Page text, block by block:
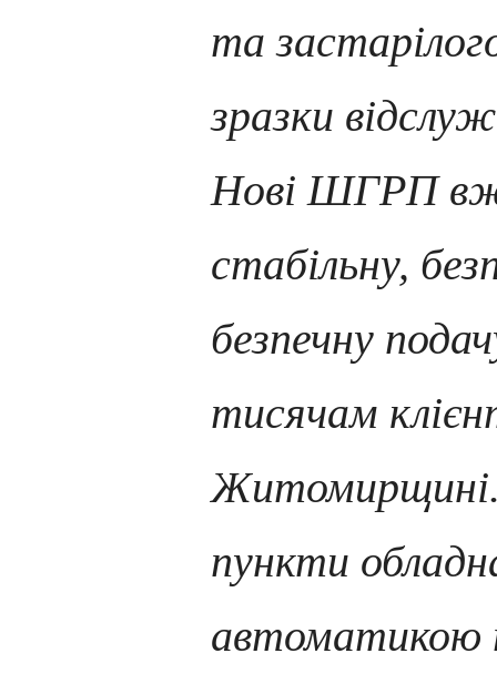
та
зразки
Нові ШГРП
стабільну,
безпечну
тисячам
Житомирщині.
пункти
автоматикою